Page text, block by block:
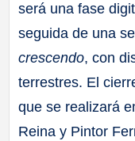
será una fase
seguida de una
crescendo, con
terrestres. El
que se realizará
Reina y Pintor